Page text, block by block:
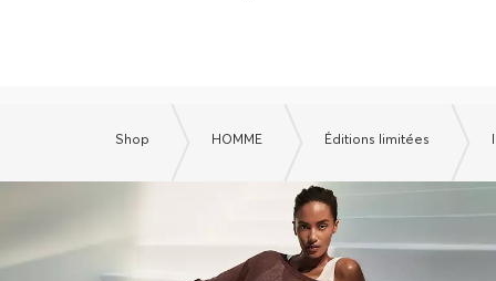
Shop HOMME Éditions limitées